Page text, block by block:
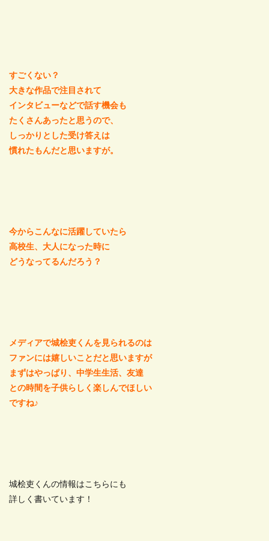
すごくない？
大きな作品で注目されて
インタビューなどで話す機会も
たくさんあったと思うので、
しっかりとした受け答えは
慣れたもんだと思いますが。
今からこんなに活躍していたら
高校生、大人になった時に
どうなってるんだろう？
メディアで城桧吏くんを見られるのは
ファンには嬉しいことだと思いますが
まずはやっぱり、中学生生活、友達
との時間を子供らしく楽しんでほしい
ですね♪
城桧吏くんの情報はこちらにも
詳しく書いています！